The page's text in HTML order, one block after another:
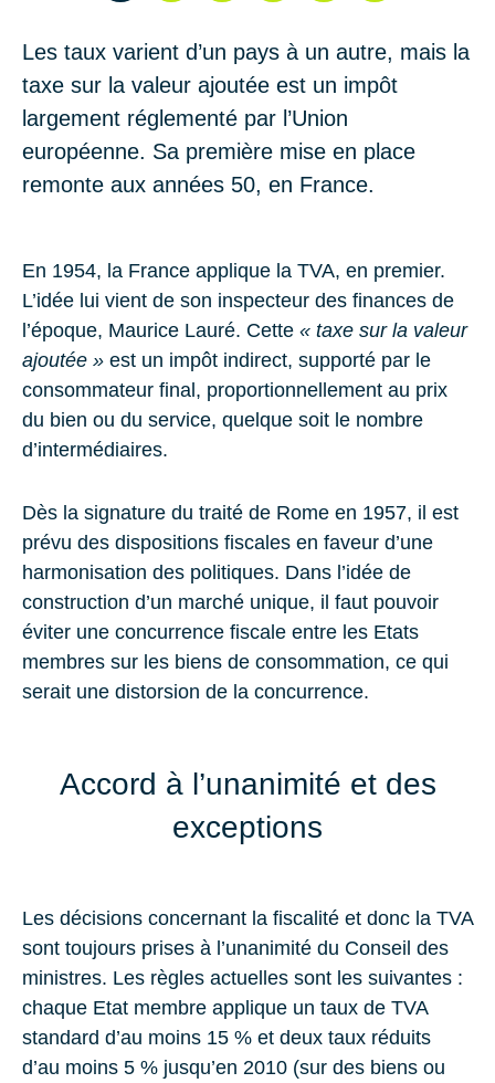
Les taux varient d’un pays à un autre, mais la
taxe sur la valeur ajoutée est un impôt
largement réglementé par l’Union
européenne. Sa première mise en place
remonte aux années 50, en France.
En 1954, la France applique la TVA, en premier.
L’idée lui vient de son inspecteur des finances de
l’époque, Maurice Lauré. Cette « taxe sur la valeur
ajoutée » est un impôt indirect, supporté par le
consommateur final, proportionnellement au prix
du bien ou du service, quelque soit le nombre
d’intermédiaires.
Dès la signature du traité de Rome en 1957, il est
prévu des dispositions fiscales en faveur d’une
harmonisation des politiques. Dans l’idée de
construction d’un marché unique, il faut pouvoir
éviter une concurrence fiscale entre les Etats
membres sur les biens de consommation, ce qui
serait une distorsion de la concurrence.
Accord à l’unanimité et des
exceptions
Les décisions concernant la fiscalité et donc la TVA
sont toujours prises à l’unanimité du Conseil des
ministres. Les règles actuelles sont les suivantes :
chaque Etat membre applique un taux de TVA
standard d’au moins 15 % et deux taux réduits
d’au moins 5 % jusqu’en 2010 (sur des biens ou